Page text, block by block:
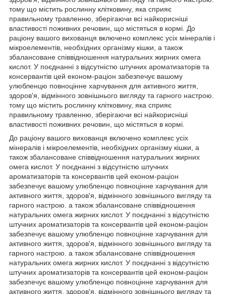
тому що містить рослинну клітковину, яка сприяє
правильному травленню, зберігаючи всі найкорисніші
властивості поживних речовин, що містяться в кормі. До
раціону вашого вихованця включено комплекс усіх мінералів і
мікроелементів, необхідних організму кішки, а також
збалансоване співвідношення натуральних жирних омега
кислот. У поєднанні з відсутністю штучних ароматизаторів та
консервантів цей економ-раціон забезпечує вашому
улюбленцю повноцінне харчування для активного життя,
здоров'я, відмінного зовнішнього вигляду та гарного настрою.
тому що містить рослинну клітковину, яка сприяє
правильному травленню, зберігаючи всі найкорисніші
властивості поживних речовин, що містяться в кормі.
До раціону вашого вихованця включено комплекс усіх
мінералів і мікроелементів, необхідних організму кішки, а
також збалансоване співвідношення натуральних жирних
омега кислот. У поєднанні з відсутністю штучних
ароматизаторів та консервантів цей економ-раціон
забезпечує вашому улюбленцю повноцінне харчування для
активного життя, здоров'я, відмінного зовнішнього вигляду та
гарного настрою. а також збалансоване співвідношення
натуральних омега жирних кислот. У поєднанні з відсутністю
штучних ароматизаторів та консервантів цей економ-раціон
забезпечує вашому улюбленцю повноцінне харчування для
активного життя, здоров'я, відмінного зовнішнього вигляду та
гарного настрою. а також збалансоване співвідношення
натуральних омега жирних кислот. У поєднанні з відсутністю
штучних ароматизаторів та консервантів цей економ-раціон
забезпечує вашому улюбленцю повноцінне харчування для
активного життя, здоров'я, відмінного зовнішнього вигляду та